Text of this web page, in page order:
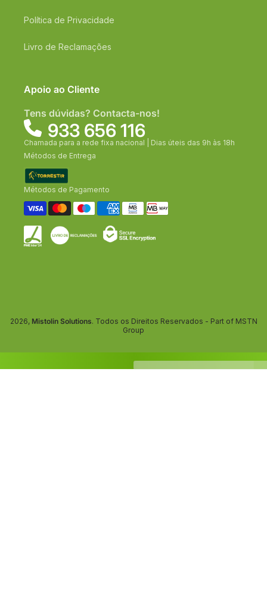
Política de Privacidade
Livro de Reclamações
Apoio ao Cliente
Tens dúvidas? Contacta-nos!
933 656 116
Chamada para a rede fixa nacional | Dias úteis das 9h às 18h
Métodos de Entrega
Métodos de Pagamento
2026, Mistolin Solutions. Todos os Direitos Reservados - Part of MSTN
Group